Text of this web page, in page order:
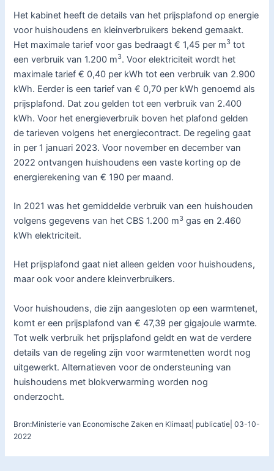
Het kabinet heeft de details van het prijsplafond op energie
voor huishoudens en kleinverbruikers bekend gemaakt.
Het maximale tarief voor gas bedraagt € 1,45 per m3 tot
een verbruik van 1.200 m3. Voor elektriciteit wordt het
maximale tarief € 0,40 per kWh tot een verbruik van 2.900
kWh. Eerder is een tarief van € 0,70 per kWh genoemd als
prijsplafond. Dat zou gelden tot een verbruik van 2.400
kWh. Voor het energieverbruik boven het plafond gelden
de tarieven volgens het energiecontract. De regeling gaat
in per 1 januari 2023. Voor november en december van
2022 ontvangen huishoudens een vaste korting op de
energierekening van € 190 per maand.
In 2021 was het gemiddelde verbruik van een huishouden
volgens gegevens van het CBS 1.200 m3 gas en 2.460
kWh elektriciteit.
Het prijsplafond gaat niet alleen gelden voor huishoudens,
maar ook voor andere kleinverbruikers.
Voor huishoudens, die zijn aangesloten op een warmtenet,
komt er een prijsplafond van € 47,39 per gigajoule warmte.
Tot welk verbruik het prijsplafond geldt en wat de verdere
details van de regeling zijn voor warmtenetten wordt nog
uitgewerkt. Alternatieven voor de ondersteuning van
huishoudens met blokverwarming worden nog
onderzocht.
Bron:Ministerie van Economische Zaken en Klimaat| publicatie| 03-10-
2022